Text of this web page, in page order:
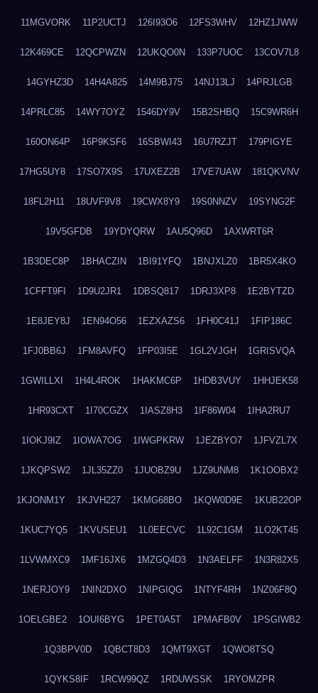
11MGVORK 11P2UCTJ 126I93O6 12FS3WHV 12HZ1JWW
12K469CE 12QCPWZN 12UKQO0N 133P7UOC 13COV7L8
14GYHZ3D 14H4A825 14M9BJ75 14NJ13LJ 14PRJLGB
14PRLC85 14WY7OYZ 1546DY9V 15B2SHBQ 15C9WR6H
160ON64P 16P9KSF6 16SBWI43 16U7RZJT 179PIGYE
17HG5UY8 17SO7X9S 17UXEZ2B 17VE7UAW 181QKVNV
18FL2H11 18UVF9V8 19CWX8Y9 19S0NNZV 19SYNG2F
19V5GFDB 19YDYQRW 1AU5Q96D 1AXWRT6R
1B3DEC8P 1BHACZIN 1BI91YFQ 1BNJXLZ0 1BR5X4KO
1CFFT9FI 1D9U2JR1 1DBSQ817 1DRJ3XP8 1E2BYTZD
1E8JEY8J 1EN94O56 1EZXAZS6 1FH0C41J 1FIP186C
1FJ0BB6J 1FM8AVFQ 1FP03I5E 1GL2VJGH 1GRISVQA
1GWILLXI 1H4L4ROK 1HAKMC6P 1HDB3VUY 1HHJEK58
1HR93CXT 1I70CGZX 1IASZ8H3 1IF86W04 1IHA2RU7
1IOKJ9IZ 1IOWA7OG 1IWGPKRW 1JEZBYO7 1JFVZL7X
1JKQPSW2 1JL35ZZ0 1JUOBZ9U 1JZ9UNM8 1K1OOBX2
1KJONM1Y 1KJVH227 1KMG68BO 1KQW0D9E 1KUB22OP
1KUC7YQ5 1KVUSEU1 1L0EECVC 1L92C1GM 1LO2KT45
1LVWMXC9 1MF16JX6 1MZGQ4D3 1N3AELFF 1N3R82X5
1NERJOY9 1NIN2DXO 1NIPGIQG 1NTYF4RH 1NZ06F8Q
1OELGBE2 1OUI6BYG 1PET0A5T 1PMAFB0V 1PSGIWB2
1Q3BPV0D 1QBCT8D3 1QMT9XGT 1QWO8TSQ
1QYKS8IF 1RCW99QZ 1RDUWSSK 1RYOMZPR